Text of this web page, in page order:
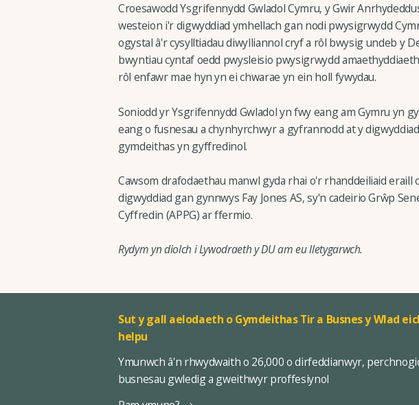
Croesawodd Ysgrifennydd Gwladol Cymru, y Gwir
westeion i'r digwyddiad ymhellach gan nodi pwysigrwydd
ogystal â'r cysylltiadau diwylliannol cryf a rôl bwysig undeb y
bwyntiau cyntaf oedd pwysleisio pwysigrwydd
rôl enfawr mae hyn yn ei chwarae yn ein holl fywydau.
Soniodd yr Ysgrifennydd Gwladol yn fwy eang am Gymru yn
eang o fusnesau a chynhyrchwyr a gyfrannodd at y
gymdeithas yn gyffredinol.
Cawsom drafodaethau manwl gyda rhai o'r rhanddeiliaid eraill
digwyddiad gan gynnwys Fay Jones AS, sy'n cadeirio Grŵp
Cyffredin (APPG) ar ffermio.
Rydym yn diolch i Lywodraeth y DU am eu lletygarwch.
Sut y gall aelodaeth o Gymdeithas Tir a Busnes y Wlad
helpu
Ymunwch â'n rhwydwaith o 26,000 o dirfeddianwyr,
busnesau gwledig a gweithwyr proffesiynol